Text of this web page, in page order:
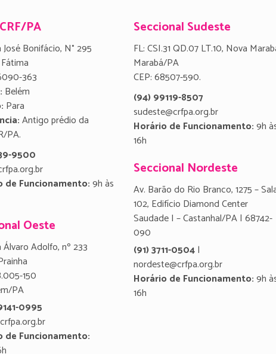
PA
Bonifácio, N° 295
Fátima
363
Belém
Para
Antigo prédio da
PA.
9500
de Funcionamento:9h às
Oeste
Álvaro Adolfo, nº 233
150
PA
0995
de Funcionamento:
Seccional Sudeste
FL: CSI.31 QD.07 LT.10, Nova
Marabá/PA
CEP: 68507-590.
(94) 99119-8507
sudeste@crfpa.org.br
Horário de Funcionamento:9h
16h
Seccional Nordeste
Av. Barão do Rio Branco, 1275 –
102, Edifício Diamond Center
Saudade I – Castanhal/PA | 68742-
090
(91) 3711-0504|
nordeste@crfpa.org.br
Horário de Funcionamento:9h
16h